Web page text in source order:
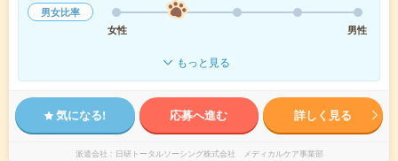
男女比率
女性
男性
もっと見る
気になる! 応募へ進む 詳しく見る
派遣会社 日研トータルソーシング株式会社 メディカルケア事業部